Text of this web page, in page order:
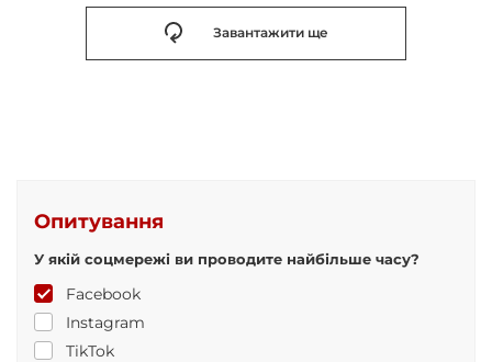
Завантажити ще
Опитування
У якій соцмережі ви проводите найбільше часу?
Facebook
Instagram
TikTok